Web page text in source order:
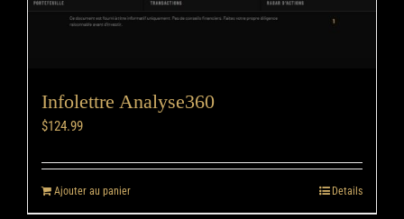
Infolettre Analyse360
$124.99
Ajouter au panier Details